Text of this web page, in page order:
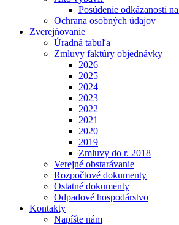
Posúdenie odkázanosti
Ochrana osobných údajov
Zverejňovanie
Úradná tabuľa
Zmluvy faktúry objednávky
2026
2025
2024
2023
2022
2021
2020
2019
Zmluvy do r. 2018
Verejné obstarávanie
Rozpočtové dokumenty
Ostatné dokumenty
Odpadové hospodárstvo
Kontakty
Napíšte nám